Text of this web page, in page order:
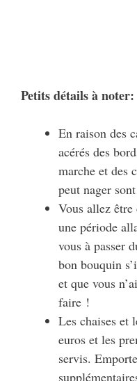
Petits détails à noter:
En raison des
acérés des
marche et des
peut nager
Vous allez
une période
vous à passer
bon bouquin
et que vous
faire !
Les chaises et
euros et les
servis.